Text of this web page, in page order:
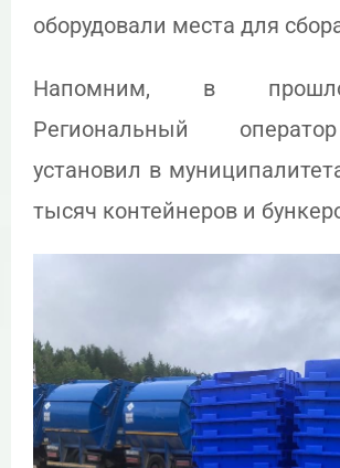
оборудовали места для
Напомним, в
Региональный
установил в
тысяч контейнеров и